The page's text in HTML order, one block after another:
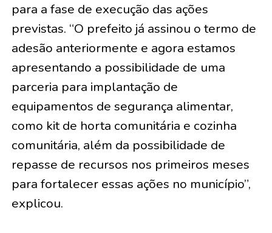
para a fase de execução das ações
previstas. “O prefeito já assinou o termo de
adesão anteriormente e agora estamos
apresentando a possibilidade de uma
parceria para implantação de
equipamentos de segurança alimentar,
como kit de horta comunitária e cozinha
comunitária, além da possibilidade de
repasse de recursos nos primeiros meses
para fortalecer essas ações no município”,
explicou.